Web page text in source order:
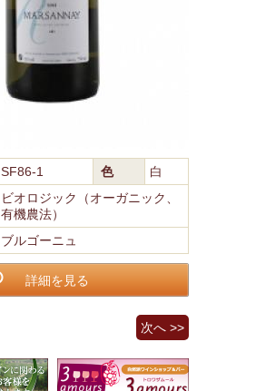
SF86-1 色
白
ビオロジック（オーガニック、
有機農法）
ブルゴーニュ
詳細を見る
次へ >>